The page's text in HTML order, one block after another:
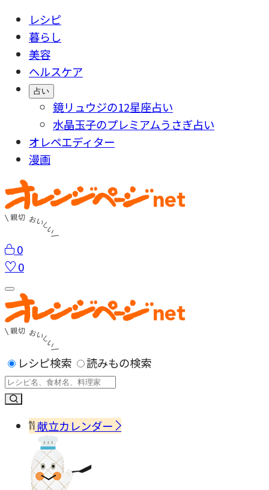
レシピ
暮らし
美容
ヘルスケア
占い
鏡リュウジの12星座占い
水晶玉子のプレミアムうさぎ占い
オレペエディター
漫画
0
0
レシピ検索 読みもの検索
献立カレンダー